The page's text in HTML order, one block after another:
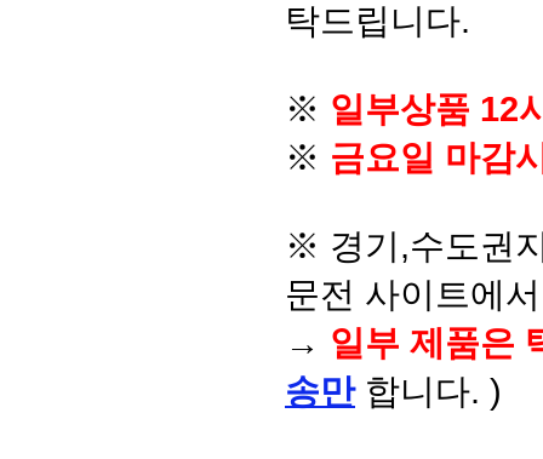
탁드립니다.
※ 일부상품 12
※ 금요일 마감
※ 경기,수도권
문전 사이트에
→ 일부 제품은
송만 합니다. )